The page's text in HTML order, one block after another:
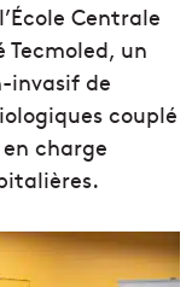
Centrale
Tecmoled, un
invasif de
couplé
charge